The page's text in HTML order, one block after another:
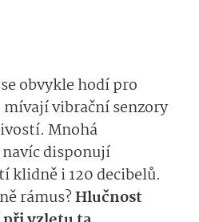
obvykle hodí pro
vibrační senzory
Mnohá
disponují
klidně i 120 decibelů.
rámus?Hlučnost